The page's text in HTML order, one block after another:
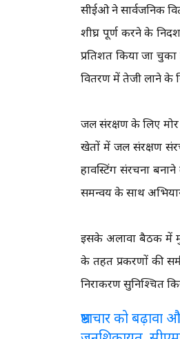
सीईओ ने सार्वजनिक
शीघ्र पूर्ण करने के
प्रतिशत किया जा
वितरण में तेजी लाने के
जल संरक्षण के लिए मोर
खेतों में जल संरक्षण
हार्वेस्टिंग संरचना
समन्वय के साथ
इसके अलावा बैठक में
के तहत प्रकरणों की
निराकरण सुनिश्चित
भ्रष्टाचार को